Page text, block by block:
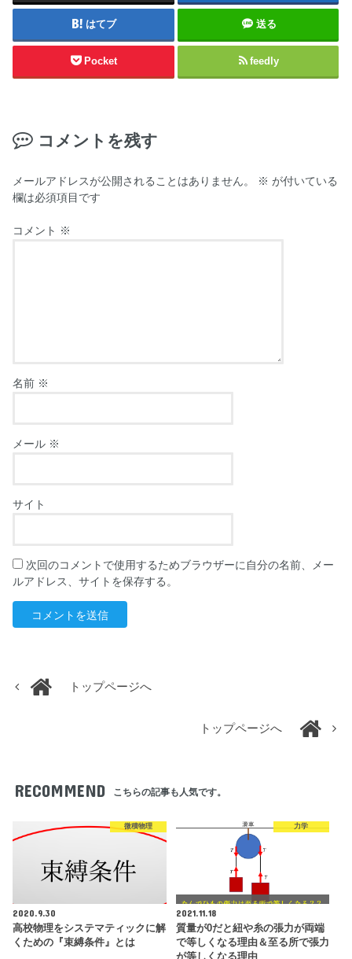
はてブ 送る
Pocket feedly
コメントを残す
メールアドレスが公開されることはありません。 ※ が付いている
欄は必須項目です
コメント ※
名前 ※
メール ※
サイト
次回のコメントで使用するためブラウザーに自分の名前、メー
ルアドレス、サイトを保存する。
トップページへ
トップページへ
RECOMMEND こちらの記事も人気です。
微積物理
2020.9.30
高校物理をシステマティックに解
くための『束縛条件』とは
力学
2021.11.18
質量が0だと紐や糸の張力が両端
で等しくなる理由＆至る所で張力
が等しくなる理由